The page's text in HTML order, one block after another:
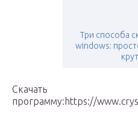
Три способа
windows:
Скачать
программу:https://